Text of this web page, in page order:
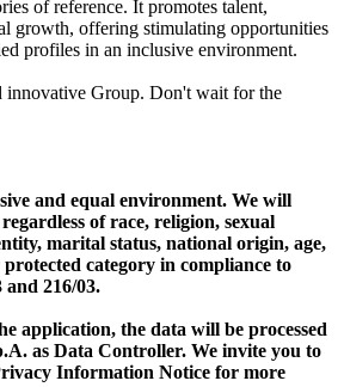
of reference. It promotes talent,
growth, offering stimulating opportunities
profiles in an inclusive environment.
innovative Group. Don't wait for the
and equal environment. We will
of race, religion, sexual
marital status, national origin, age,
category in compliance to
and 216/03.
application, the data will be processed
as Data Controller. We invite you to
Information Notice for more